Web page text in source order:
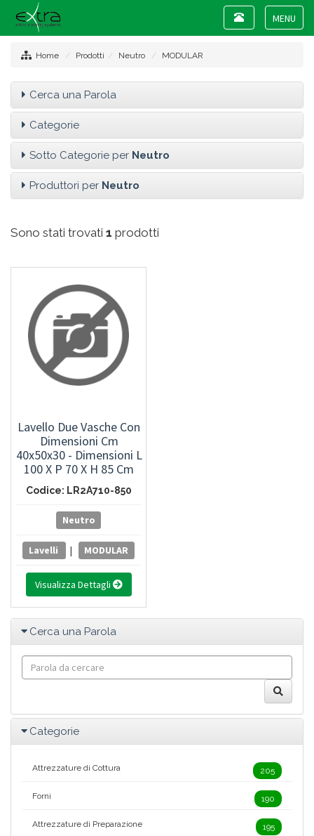
Toggle
Toggle
navigation
Home Prodotti Neutro MODULAR
Cerca una Parola
Categorie
Sotto Categorie per Neutro
Produttori per Neutro
Sono stati trovati 1 prodotti
Lavello Due Vasche Con
Dimensioni Cm
40x50x30 - Dimensioni L
100 X P 70 X H 85 Cm
Codice: LR2A710-850
Neutro
Lavelli | MODULAR
Visualizza Dettagli
Cerca una Parola
Categorie
Attrezzature di Cottura 205
Forni 190
Attrezzature di Preparazione 195